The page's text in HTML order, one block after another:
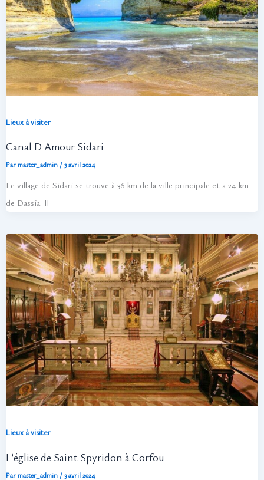
Lieux à visiter
Canal D Amour Sidari
Par master_admin / 3 avril 2024
Le village de Sidari se trouve à 36 km de la ville principale et a 24 km
de Dassia. Il
Lieux à visiter
L’église de Saint Spyridon à Corfou
Par master_admin / 3 avril 2024